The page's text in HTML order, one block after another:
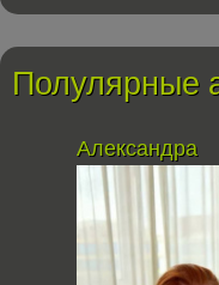
Полулярные
Александра